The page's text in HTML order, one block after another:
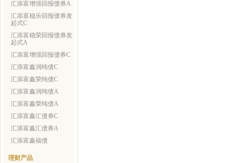
汇添富增强回报债券A
汇添富稳乐回报债券发
起式C
汇添富稳荣回报债券发
起式A
汇添富增强回报债券C
汇添富鑫润纯债C
汇添富鑫荣纯债C
汇添富鑫润纯债A
汇添富鑫荣纯债A
汇添富鑫汇债券C
汇添富鑫汇债券A
汇添富鑫福债
理财产品